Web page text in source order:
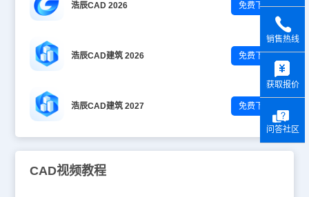
浩辰CAD 2026 免费下载
浩辰CAD建筑 2026 免费下载
浩辰CAD建筑 2027 免费下载
CAD视频教程
销售热线
获取报价
问答社区